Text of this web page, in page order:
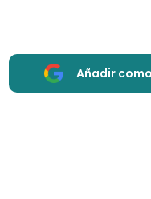
Añadir